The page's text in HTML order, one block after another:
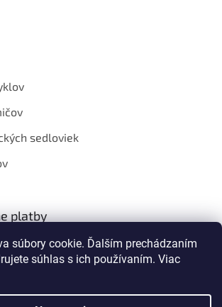
súbory cookie. Ďalším prechádzaním
súhlas s ich používaním. Viac
sedloviek
platby